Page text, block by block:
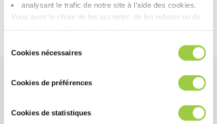
analysant le trafic de notre site à l’aide des cookies.​
Vous avez le choix de les accepter, de les refuser ou de
les paramétrer.​ Pas de panique, vous pourrez également
cookies.​ ​ ​
duCookies nécessaires
Cookies de préférences
Cookies de statistiques
卤素含量
闪点 无